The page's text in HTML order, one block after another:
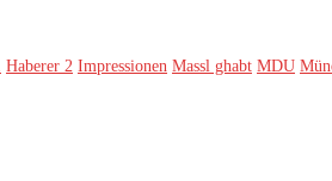
Haberer 2 Impressionen Massl ghabt MDU